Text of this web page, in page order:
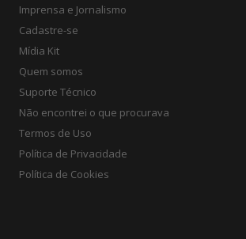
Imprensa e Jornalismo
Cadastre-se
Mídia Kit
Quem somos
Suporte Técnico
Não encontrei o que procurava
Termos de Uso
Política de Privacidade
Política de Cookies